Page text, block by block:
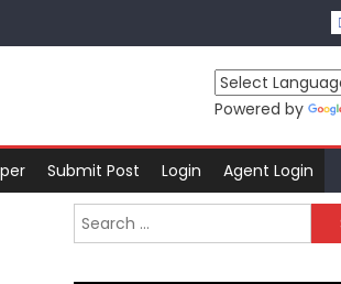
Powered by
Submit Post Login Agent Login
Search
for: